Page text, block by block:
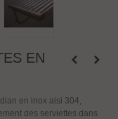
EN
en inox aisi 304,
des serviettes dans